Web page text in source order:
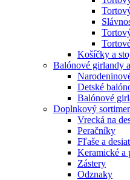
Košíčky a
Balónové girlandy
Detské
Balónové
Doplnkový
Vrecká na
Peračníky
Fľaše a
Keramické a
Zástery
Odznaky